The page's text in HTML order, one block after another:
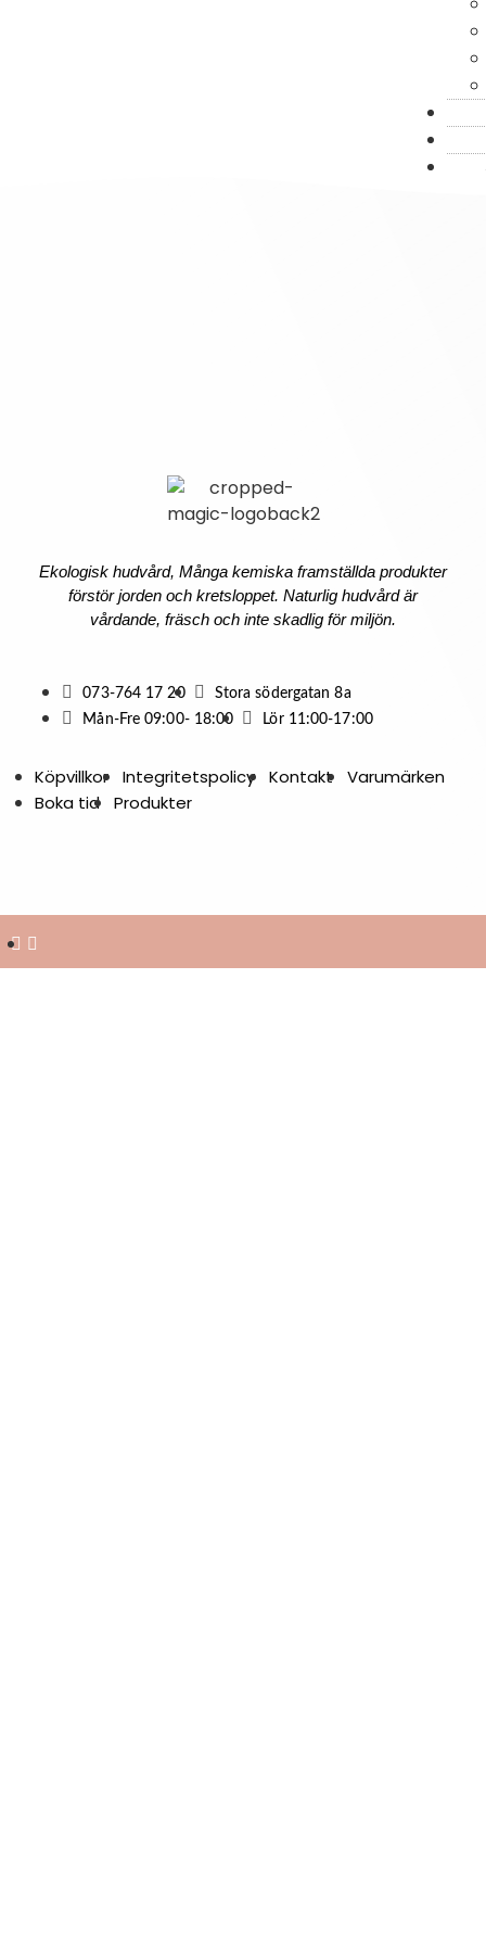
Ekologisk hudvård, Många kemiska framställda produkter
förstör jorden och kretsloppet. Naturlig hudvård är
vårdande, fräsch och inte skadlig för miljön.
073-764 17 20
Stora södergatan 8a
Mån-Fre 09:00- 18:00
Lör 11:00-17:00
Köpvillkor Integritetspolicy Kontakt
Varumärken
Boka tid
Produkter